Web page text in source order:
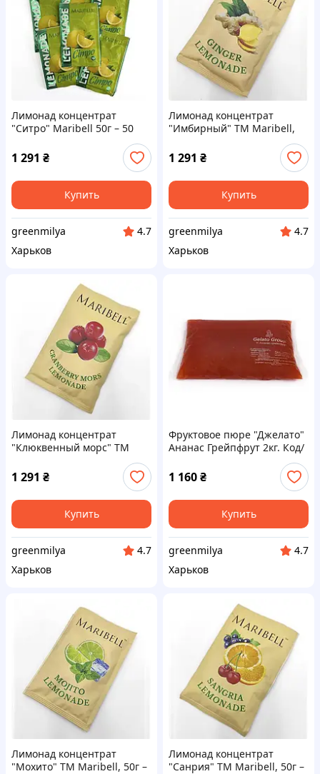
Лимонад концентрат
"Ситро" Maribell 50г – 50
НФ-00003144ёё
1 291 ₴
Купить
greenmilya
4.7
Харьков
Лимонад концентрат
"Имбирный" ТМ Maribell,
50г – 50 шт. Код/Артикул
л222902ё
1 291 ₴
Купить
greenmilya
4.7
Харьков
Лимонад концентрат
"Клюквенный морс" ТМ
Maribell, 50г - 50 шт. Код/
Артикул л222909ёё
1 291 ₴
Купить
greenmilya
4.7
Харьков
Фруктовое пюре "Джелато"
Ананас Грейпфрут 2кг. Код/
1 160₴
Купить
greenmilya
4.7
Харьков
Лимонад концентрат
"Мохито" ТМ Maribell, 50г –
Лимонад концентрат
"Санрия" ТМ Maribell, 50г –